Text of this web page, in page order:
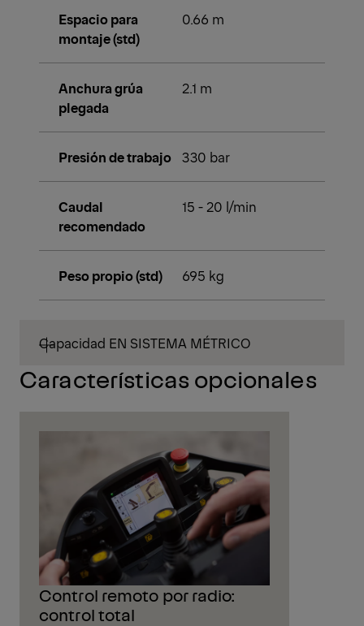
Espacio para
montaje (std)
0.66 m
Anchura grúa
plegada
2.1 m
Presión de trabajo 330 bar
Caudal
recomendado
15 - 20 l/min
Peso propio (std) 695 kg
Capacidad EN SISTEMA MÉTRICO
Características opcionales
Control remoto por radio:
control total